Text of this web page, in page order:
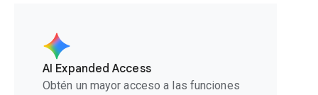
AI Expanded Access
Obtén un mayor acceso a las funciones